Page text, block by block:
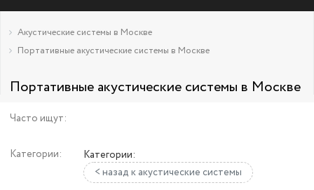
Акустические системы в Москве
Портативные акустические системы в Москве
Портативные акустические системы в Москве
Часто ищут:
Категории:
Категории:
< назад к акустические системы